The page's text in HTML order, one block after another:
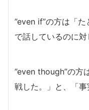
”even if”の方は「
で話しているのに対
”even though”の方
戦した。」と、「事